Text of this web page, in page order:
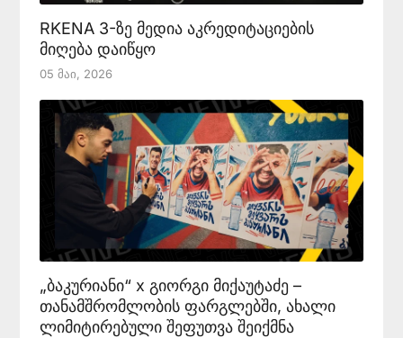
RKENA 3-ზე მედია აკრედიტაციების
მიღება დაიწყო
05 Მაი, 2026
„ბაკურიანი“ x გიორგი მიქაუტაძე –
თანამშრომლობის ფარგლებში, ახალი
ლიმიტირებული შეფუთვა შეიქმნა